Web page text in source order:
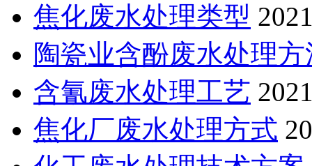
焦化废水处理类型
陶瓷业含酚废水处理方
含氰废水处理工艺
焦化厂废水处理方式